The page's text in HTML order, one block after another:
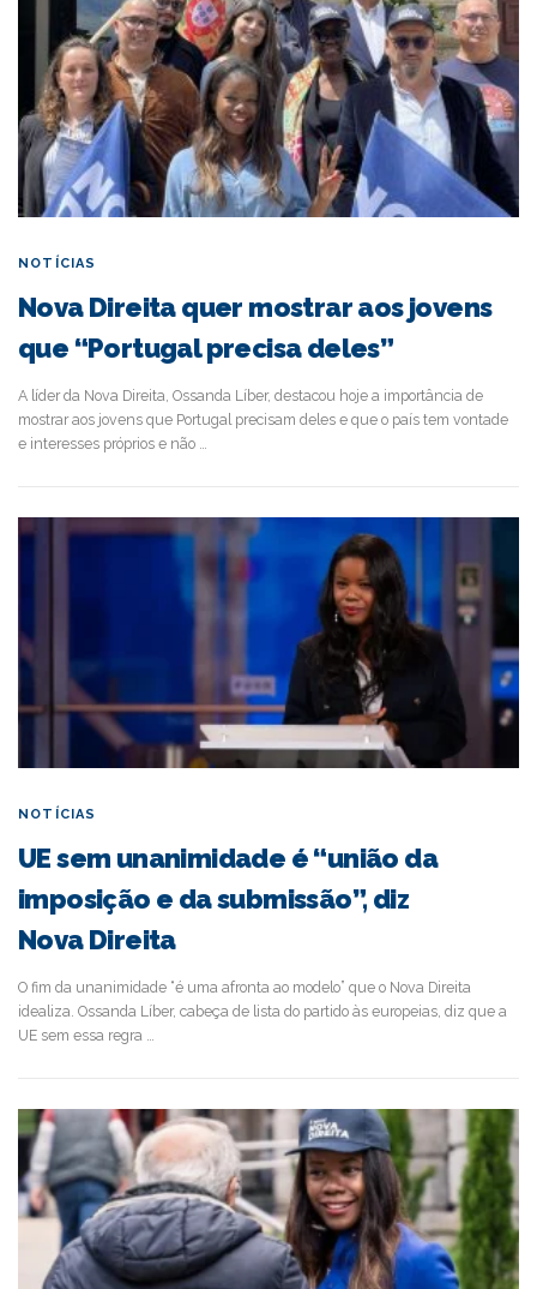
NOTÍCIAS
Nova Direita quer mostrar aos jovens
que “Portugal precisa deles”
A líder da Nova Direita, Ossanda Líber, destacou hoje a importância de
mostrar aos jovens que Portugal precisam deles e que o país tem vontade
e interesses próprios e não …
NOTÍCIAS
UE sem unanimidade é “união da
imposição e da submissão”, diz
Nova Direita
O fim da unanimidade “é uma afronta ao modelo” que o Nova Direita
idealiza. Ossanda Líber, cabeça de lista do partido às europeias, diz que a
UE sem essa regra …